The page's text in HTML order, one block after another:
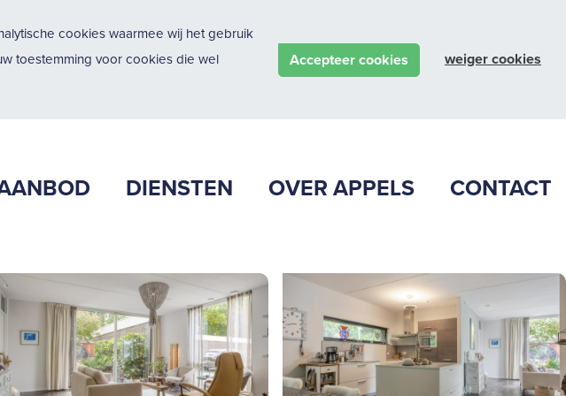
cookies waarmee wij het gebruik
toestemming voor cookies die wel
Accepteer cookies weiger cookies
DIENSTEN OVER APPELS CONTACT